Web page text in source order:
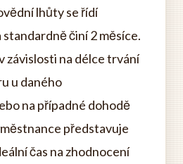
lhůty se řídí
standardně činí 2 měsíce.
závislosti na délce trvání
u daného
na případné dohodě
představuje
čas na zhodnocení